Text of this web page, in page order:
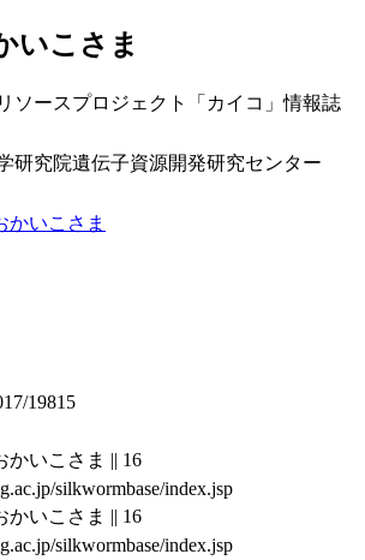
いこさま
ソースプロジェクト「カイコ」情報誌
研究院遺伝子資源開発研究センター
かいこさま
19815
かいこさま || 16
silkwormbase/index.jsp
かいこさま || 16
silkwormbase/index.jsp